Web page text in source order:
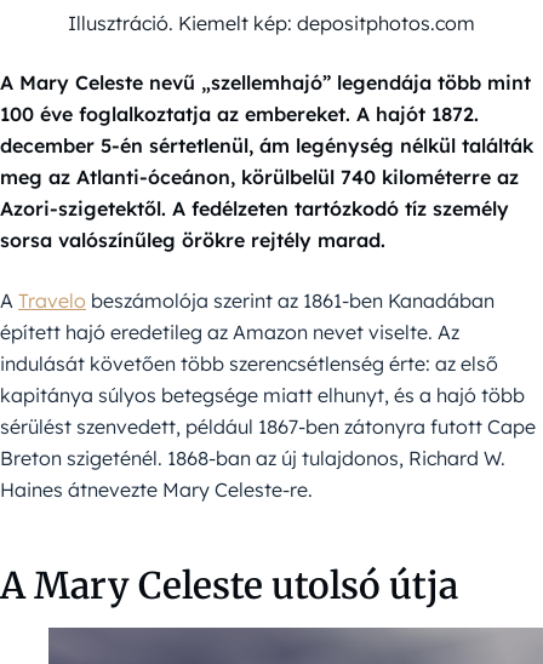
Illusztráció. Kiemelt kép: depositphotos.com
A Mary Celeste nevű „szellemhajó” legendája több mint
100 éve foglalkoztatja az embereket. A hajót 1872.
december 5-én sértetlenül, ám legénység nélkül találták
meg az Atlanti-óceánon, körülbelül 740 kilométerre az
Azori-szigetektől. A fedélzeten tartózkodó tíz személy
sorsa valószínűleg örökre rejtély marad.
A Travelo beszámolója szerint az 1861-ben Kanadában
épített hajó eredetileg az Amazon nevet viselte. Az
indulását követően több szerencsétlenség érte: az első
kapitánya súlyos betegsége miatt elhunyt, és a hajó több
sérülést szenvedett, például 1867-ben zátonyra futott Cape
Breton szigeténél. 1868-ban az új tulajdonos, Richard W.
Haines átnevezte Mary Celeste-re.
A Mary Celeste utolsó útja